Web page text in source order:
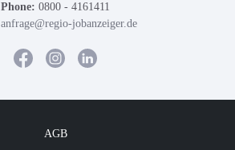
Phone: 0800 - 4161411
anfrage@regio-jobanzeiger.de
AGB